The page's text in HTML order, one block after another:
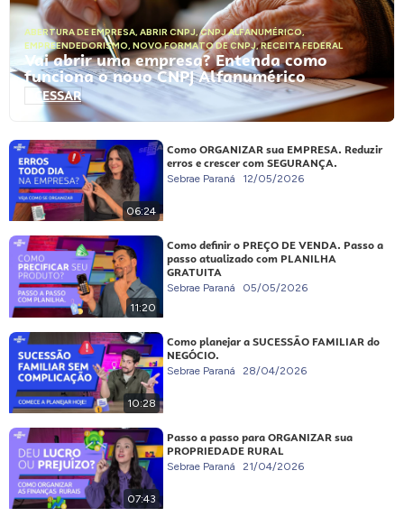
ABERTURA DE EMPRESA, ABRIR CNPJ,CNPJ ALFANUMÉRICO,
EMPREENDEDORISMO, NOVO FORMATO DE CNPJ,RECEITA FEDERAL
Vai abrir uma empresa? Entenda como
funciona o novo CNPJ Alfanumérico
ACESSAR
06:24
Como ORGANIZAR sua EMPRESA. Reduzir
erros e crescer com SEGURANÇA.
Sebrae Paraná 12/05/2026
11:20
Como definir o PREÇO DE VENDA. Passo a
passo atualizado com PLANILHA
GRATUITA
Sebrae Paraná 05/05/2026
10:28
Como planejar a SUCESSÃO FAMILIAR do
NEGÓCIO.
Sebrae Paraná 28/04/2026
07:43
Passo a passo para ORGANIZAR sua
PROPRIEDADE RURAL
Sebrae Paraná 21/04/2026